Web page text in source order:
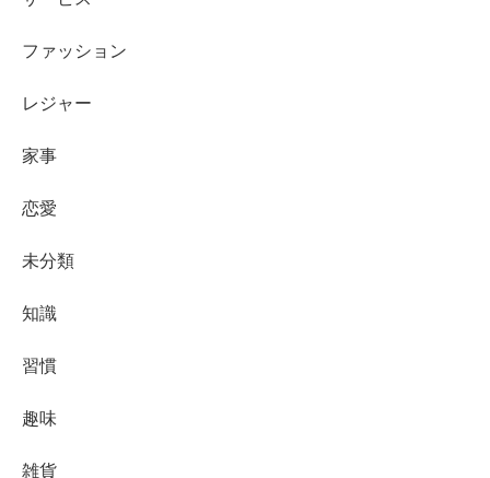
ファッション
レジャー
家事
恋愛
未分類
知識
習慣
趣味
雑貨